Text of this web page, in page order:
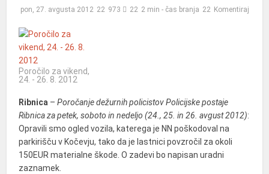
pon, 27. avgusta 2012 973 2 min - čas branja Komentiraj
Poročilo za vikend,
24. - 26. 8. 2012
Ribnica – Poročanje dežurnih policistov Policijske postaje
Ribnica za petek, soboto in nedeljo (24., 25. in 26. avgust 2012):
Opravili smo ogled vozila, katerega je NN poškodoval na
parkirišču v Kočevju, tako da je lastnici povzročil za okoli
150EUR materialne škode. O zadevi bo napisan uradni
zaznamek.